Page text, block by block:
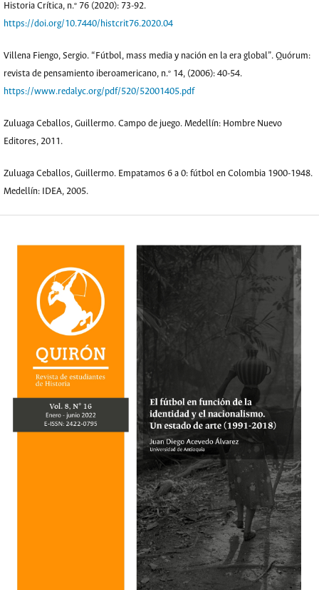
Historia Crítica, n.º 76 (2020): 73-92.
https://doi.org/10.7440/histcrit76.2020.04
Villena Fiengo, Sergio. “Fútbol, mass media y nación en la era global”. Quórum:
revista de pensamiento iberoamericano, n.º 14, (2006): 40-54.
https://www.redalyc.org/pdf/520/52001405.pdf
Zuluaga Ceballos, Guillermo. Campo de juego. Medellín: Hombre Nuevo
Editores, 2011.
Zuluaga Ceballos, Guillermo. Empatamos 6 a 0: fútbol en Colombia 1900-1948.
Medellín: IDEA, 2005.